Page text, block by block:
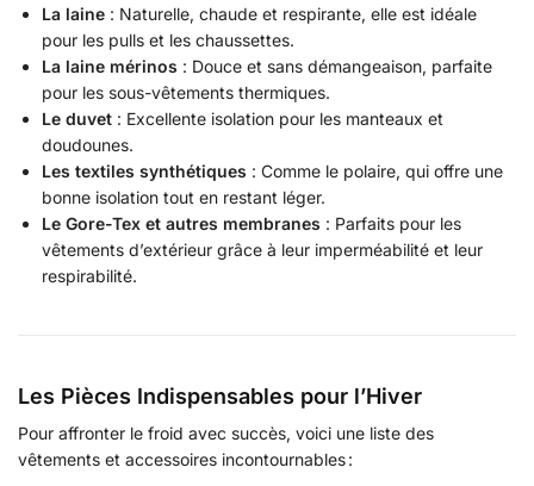
La laine : Naturelle, chaude et respirante, elle est idéale
pour les pulls et les chaussettes.
La laine mérinos : Douce et sans démangeaison, parfaite
pour les sous-vêtements thermiques.
Le duvet : Excellente isolation pour les manteaux et
doudounes.
Les textiles synthétiques : Comme le polaire, qui offre une
bonne isolation tout en restant léger.
Le Gore-Tex et autres membranes : Parfaits pour les
vêtements d’extérieur grâce à leur imperméabilité et leur
respirabilité.
Les Pièces Indispensables pour l’Hiver
Pour affronter le froid avec succès, voici une liste des
vêtements et accessoires incontournables :